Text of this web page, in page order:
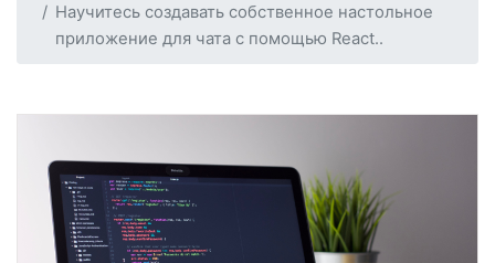
Научитесь создавать собственное настольное
приложение для чата с помощью React..